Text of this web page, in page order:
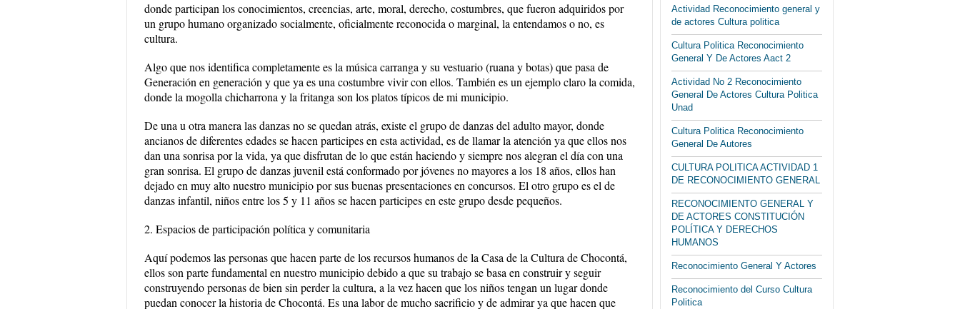
donde participan los conocimientos, creencias, arte, moral, derecho, costumbres, que fueron adquiridos por
un grupo humano organizado socialmente, oficialmente reconocida o marginal, la entendamos o no, es
cultura.
Algo que nos identifica completamente es la música carranga y su vestuario (ruana y botas) que pasa de
Generación en generación y que ya es una costumbre vivir con ellos. También es un ejemplo claro la comida,
donde la mogolla chicharrona y la fritanga son los platos típicos de mi municipio.
De una u otra manera las danzas no se quedan atrás, existe el grupo de danzas del adulto mayor, donde
ancianos de diferentes edades se hacen participes en esta actividad, es de llamar la atención ya que ellos nos
dan una sonrisa por la vida, ya que disfrutan de lo que están haciendo y siempre nos alegran el día con una
gran sonrisa. El grupo de danzas juvenil está conformado por jóvenes no mayores a los 18 años, ellos han
dejado en muy alto nuestro municipio por sus buenas presentaciones en concursos. El otro grupo es el de
danzas infantil, niños entre los 5 y 11 años se hacen participes en este grupo desde pequeños.
2. Espacios de participación política y comunitaria
Aquí podemos las personas que hacen parte de los recursos humanos de la Casa de la Cultura de Chocontá,
ellos son parte fundamental en nuestro municipio debido a que su trabajo se basa en construir y seguir
construyendo personas de bien sin perder la cultura, a la vez hacen que los niños tengan un lugar donde
puedan conocer la historia de Chocontá. Es una labor de mucho sacrificio y de admirar ya que hacen que
Actividad Reconocimiento general y
de actores Cultura politica
Cultura Politica Reconocimiento
General Y De Actores Aact 2
Actividad No 2 Reconocimiento
General De Actores Cultura Politica
Unad
Cultura Politica Reconocimiento
General De Autores
CULTURA POLITICA ACTIVIDAD 1
DE RECONOCIMIENTO GENERAL
RECONOCIMIENTO GENERAL Y
DE ACTORES CONSTITUCIÓN
POLÍTICA Y DERECHOS
HUMANOS
Reconocimiento General Y Actores
Reconocimiento del Curso Cultura
Politica